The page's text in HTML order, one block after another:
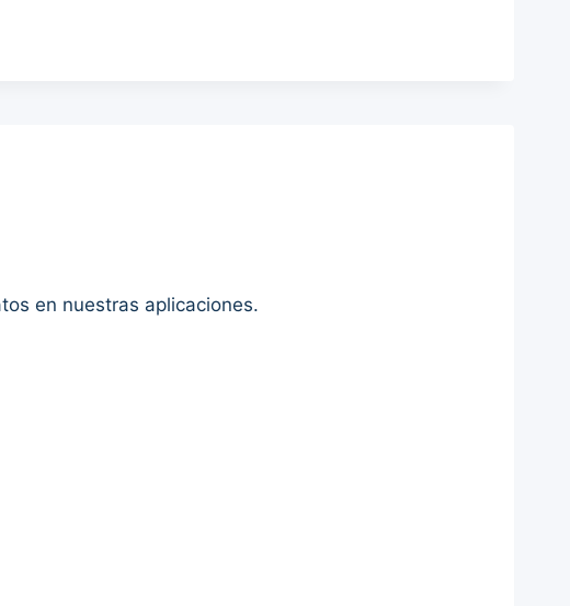
en nuestras aplicaciones.